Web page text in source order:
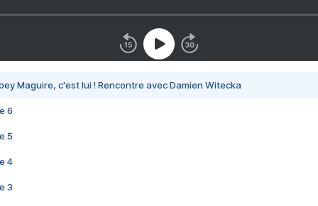
Maguire, c'est lui ! Rencontre avec Damien Witecka
6
5
4
3